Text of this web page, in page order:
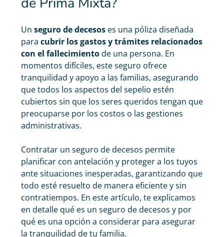
Un seguro de decesos es una póliza diseñada
para cubrir los gastos y trámites relacionados
con el fallecimientode una persona. En
momentos difíciles, este seguro ofrece
tranquilidad y apoyo a las familias, asegurando
que todos los aspectos del sepelio estén
cubiertos sin que los seres queridos tengan que
preocuparse por los costos o las gestiones
administrativas.
Contratar un seguro de decesos permite
planificar con antelación y proteger a los tuyos
ante situaciones inesperadas, garantizando que
todo esté resuelto de manera eficiente y sin
contratiempos. En este artículo, te explicamos
en detalle qué es un seguro de decesos y por
qué es una opción a considerar para asegurar
la tranquilidad de tu familia.